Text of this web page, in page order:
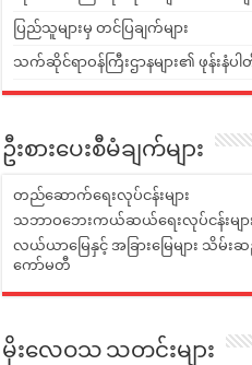
ပြည်သူများမှ တင်ပြချက်များ
သက်ဆိုင်ရာဝန်ကြီးဌာနများ၏ ဖုန်းနံပါတ်
ဦးစားပေးစီမံချက်များ
တည်ဆောက်ရေးလုပ်ငန်းများ
သဘာဝဘေးကယ်ဆယ်ရေးလုပ်ငန်းမျာ
လယ်ယာမြေနှင့် အခြားမြေများ သိမ်း
ကော်မတီ
မိုးလေဝသ သတင်းများ